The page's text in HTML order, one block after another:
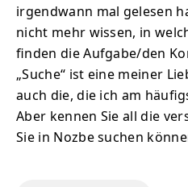
irgendwann mal gelesen
nicht mehr wissen, in
finden die Aufgabe/den
„Suche“ ist eine meiner
auch die, die ich am
Aber kennen Sie all die
Sie in Nozbe suchen